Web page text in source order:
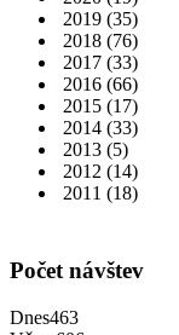
2019 (35)
2018 (76)
2017 (33)
2016 (66)
2015 (17)
2014 (33)
2013 (5)
2012 (14)
2011 (18)
Počet návštev
Dnes463